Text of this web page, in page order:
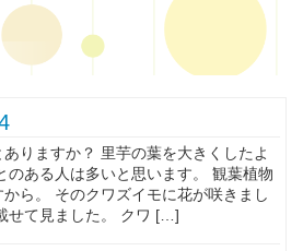
りますか？ 里芋の葉を大きくしたよ
のある人は多いと思います。 観葉植物
ら。 そのクワズイモに花が咲きまし
せて見ました。 クワ […]